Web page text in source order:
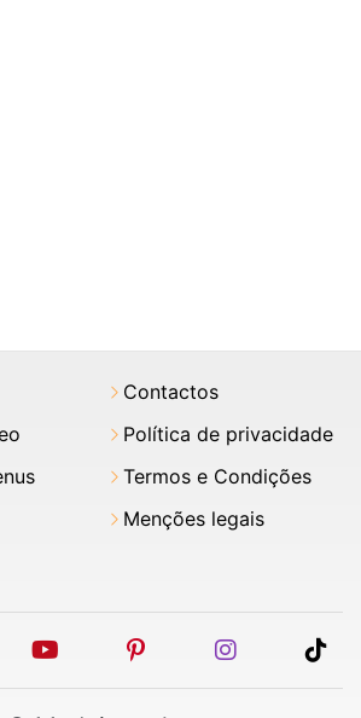
Contactos
Política de privacidade
Termos e Condições
Menções legais
youtubepinterestinstagram